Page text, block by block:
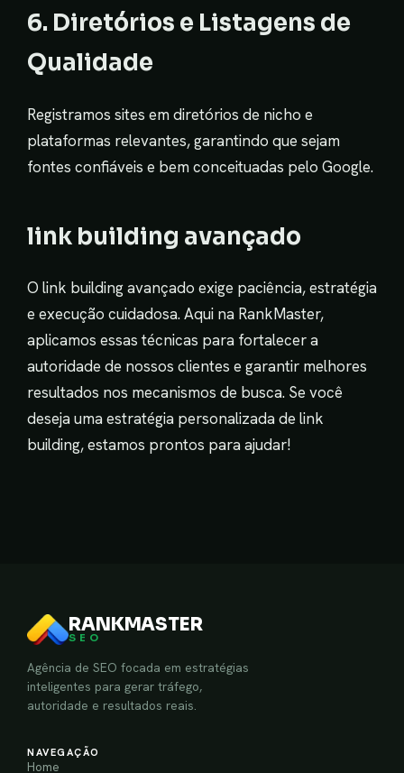
6. Diretórios e Listagens de
Qualidade
Registramos sites em diretórios de nicho e
plataformas relevantes, garantindo que sejam
fontes confiáveis e bem conceituadas pelo Google.
link building avançado
O link building avançado exige paciência, estratégia
e execução cuidadosa. Aqui na RankMaster,
aplicamos essas técnicas para fortalecer a
autoridade de nossos clientes e garantir melhores
resultados nos mecanismos de busca. Se você
deseja uma estratégia personalizada de link
building, estamos prontos para ajudar!
RANKMASTER
SEO
Agência de SEO focada em estratégias
inteligentes para gerar tráfego,
autoridade e resultados reais.
NAVEGAÇÃO
Home